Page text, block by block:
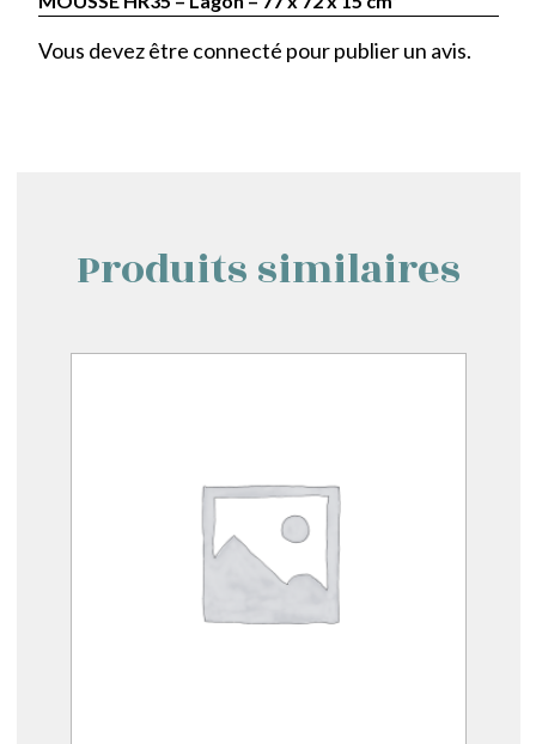
Vous devez être connecté pour publier un avis.
Produits similaires